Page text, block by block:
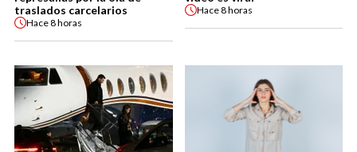
traslados carcelarios
Hace8 horas
Hace8 horas